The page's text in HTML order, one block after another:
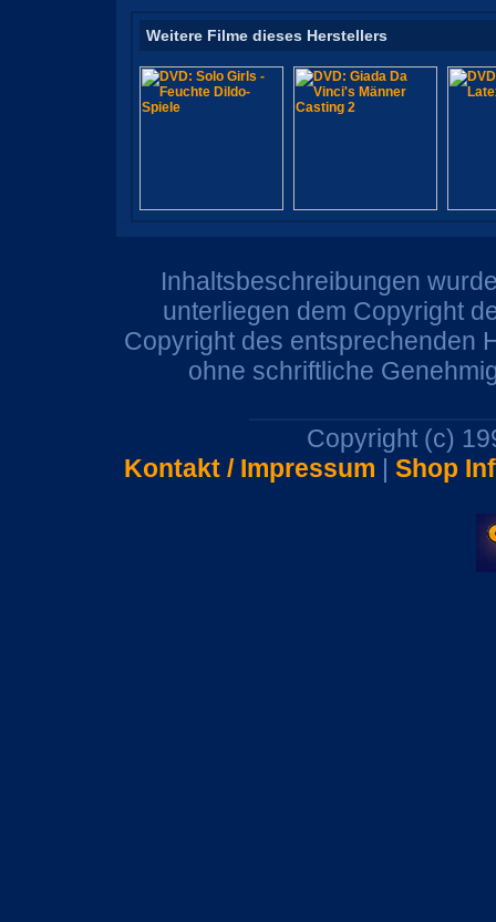
Weitere Filme dieses Herstellers
Inhaltsbeschreibungen
unterliegen dem Copyright
Copyright des entsprechenden
ohne schriftliche
Copyright (c)
Kontakt / Impressum | Shop